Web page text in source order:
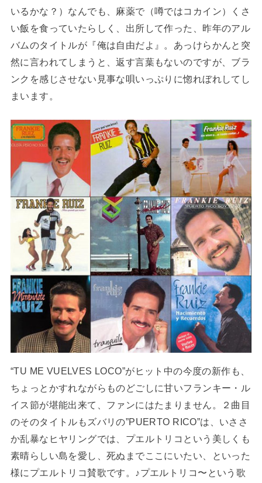
いるかな？）なんでも、麻薬で（噂ではコカイン）くさ
い飯を食っていたらしく、出所して作った、昨年のアル
バムのタイトルが『俺は自由だよ』。あっけらかんと突
然に言われてしまうと、返す言葉もないのですが、ブラ
ンクを感じさせない見事な唄いっぷりに惚れぼれしてし
まいます。
“TU ME VUELVES LOCO”がヒット中の今度の新作も、
ちょっとかすれながらものどごしに甘いフランキー・ル
イス節が堪能出来て、ファンにはたまりません。２曲目
のそのタイトルもズバリの”PUERTO RICO”は、いささ
か乱暴なヒヤリングでは、プエルトリコという美しくも
素晴らしい島を愛し、死ぬまでここにいたい、といった
様にプエルトリコ賛歌です。♪プエルトリコ〜という歌